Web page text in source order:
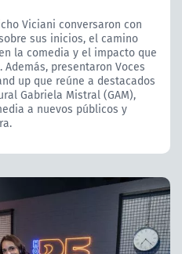
Viciani conversaron con
sus inicios, el camino
la comedia y el impacto que
presentaron Voces
up que reúne a destacados
Gabriela Mistral (GAM),
a nuevos públicos y